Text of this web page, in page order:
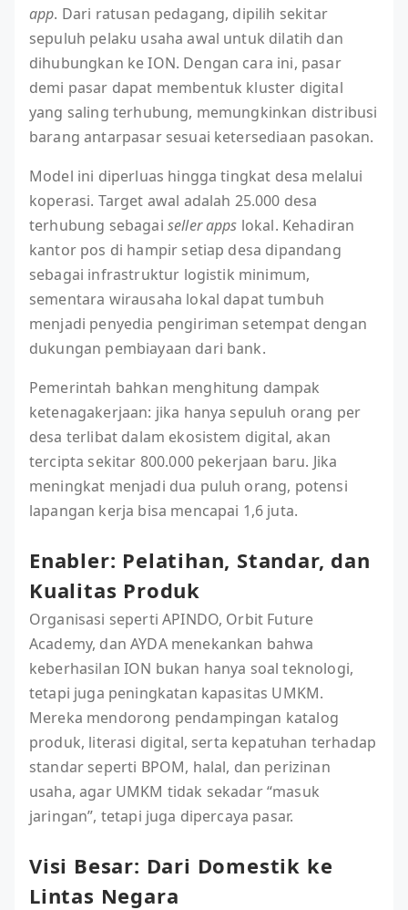
app. Dari ratusan pedagang, dipilih sekitar
sepuluh pelaku usaha awal untuk dilatih dan
dihubungkan ke ION. Dengan cara ini, pasar
demi pasar dapat membentuk kluster digital
yang saling terhubung, memungkinkan distribusi
barang antarpasar sesuai ketersediaan pasokan.
Model ini diperluas hingga tingkat desa melalui
koperasi. Target awal adalah 25.000 desa
terhubung sebagai seller apps lokal. Kehadiran
kantor pos di hampir setiap desa dipandang
sebagai infrastruktur logistik minimum,
sementara wirausaha lokal dapat tumbuh
menjadi penyedia pengiriman setempat dengan
dukungan pembiayaan dari bank.
Pemerintah bahkan menghitung dampak
ketenagakerjaan: jika hanya sepuluh orang per
desa terlibat dalam ekosistem digital, akan
tercipta sekitar 800.000 pekerjaan baru. Jika
meningkat menjadi dua puluh orang, potensi
lapangan kerja bisa mencapai 1,6 juta.
Enabler: Pelatihan, Standar, dan
Kualitas Produk
Organisasi seperti APINDO, Orbit Future
Academy, dan AYDA menekankan bahwa
keberhasilan ION bukan hanya soal teknologi,
tetapi juga peningkatan kapasitas UMKM.
Mereka mendorong pendampingan katalog
produk, literasi digital, serta kepatuhan terhadap
standar seperti BPOM, halal, dan perizinan
usaha, agar UMKM tidak sekadar “masuk
jaringan”, tetapi juga dipercaya pasar.
Visi Besar: Dari Domestik ke
Lintas Negara